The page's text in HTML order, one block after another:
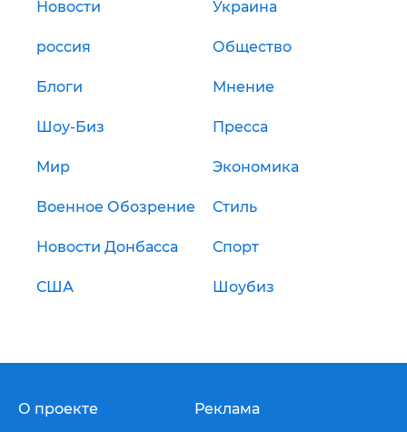
Новости Украина
россия Общество
Блоги Мнение
Шоу-Биз Пресса
Мир Экономика
Военное Обозрение Стиль
Новости Донбасса Спорт
США Шоубиз
О проекте Реклама